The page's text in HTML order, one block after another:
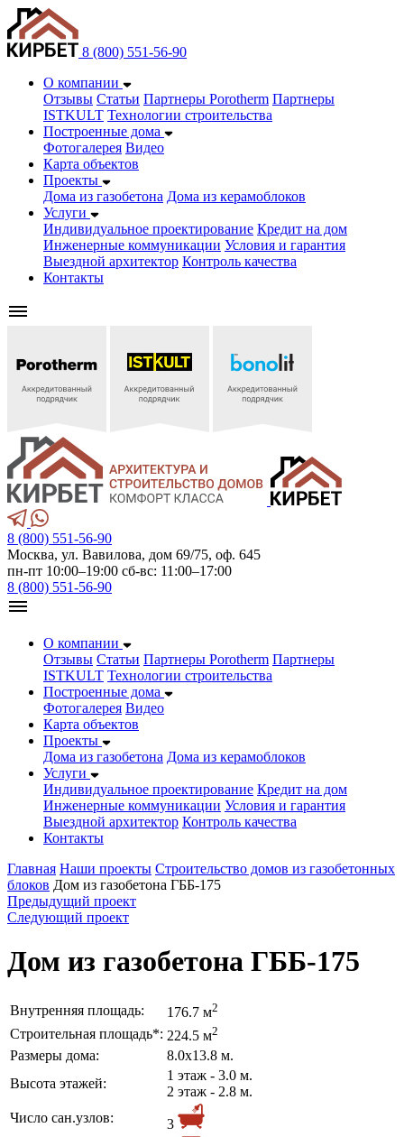
8 (800) 551-56-90
О компании
Отзывы Статьи Партнеры Porotherm Партнеры
ISTKULT Технологии строительства
Построенные дома
Фотогалерея Видео
Карта объектов
Проекты
Дома из газобетонa Дома из керамоблоков
Услуги
Индивидуальное проектирование Кредит на дом
Инженерные коммуникации Условия и гарантия
Выездной архитектор Контроль качества
Контакты
8 (800) 551-56-90
Москва, ул. Вавилова, дом 69/75, оф. 645
пн-пт 10:00–19:00 сб-вс: 11:00–17:00
8 (800) 551-56-90
О компании
Отзывы Статьи Партнеры Porotherm Партнеры
ISTKULT Технологии строительства
Построенные дома
Фотогалерея Видео
Карта объектов
Проекты
Дома из газобетонa Дома из керамоблоков
Услуги
Индивидуальное проектирование Кредит на дом
Инженерные коммуникации Условия и гарантия
Выездной архитектор Контроль качества
Контакты
Главная Наши проекты Строительство домов из газобетонных
блоков Дом из газобетона ГББ-175
Предыдущий проект
Следующий проект
Дом из газобетона ГББ-175
Внутренняя площадь: 176.7 м2
Строительная площадь*: 224.5 м2
Размеры дома:
8.0х13.8 м.
Высота этажей:
1 этаж - 3.0 м.
2 этаж - 2.8 м.
Число сан.узлов:
3